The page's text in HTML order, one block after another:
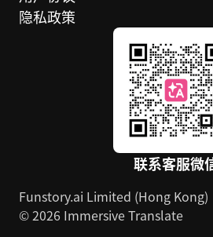
隐私政策
联系客服微
Funstory.ai Limited (Hong Kong)
© 2026 Immersive Translate